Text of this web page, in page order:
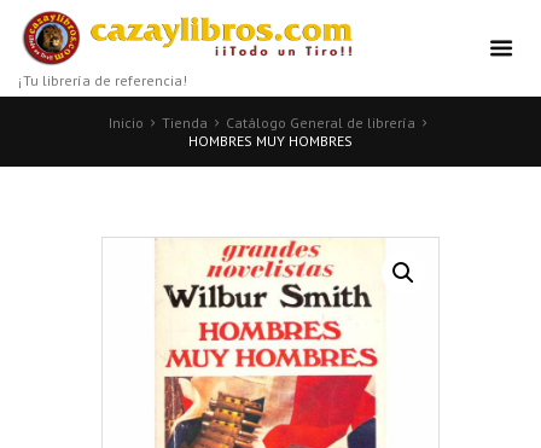
¡Tu librería de referencia!
Inicio Tienda
Catálogo General de librería
HOMBRES MUY HOMBRES